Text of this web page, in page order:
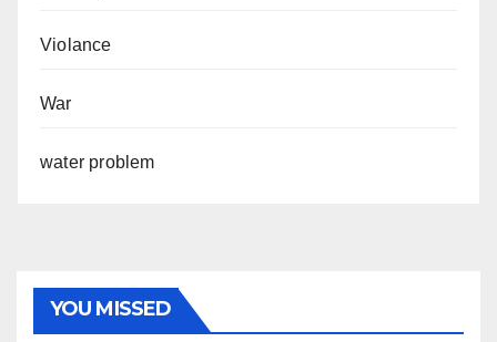
Violance
War
water problem
YOU MISSED